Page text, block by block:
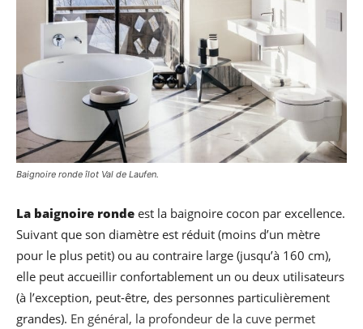
Baignoire ronde îlot Val de Laufen.
La baignoire ronde est la baignoire cocon par excellence.
Suivant que son diamètre est réduit (moins d’un mètre
pour le plus petit) ou au contraire large (jusqu’à 160 cm),
elle peut accueillir confortablement un ou deux utilisateurs
(à l’exception, peut-être, des personnes particulièrement
grandes). En général, la profondeur de la cuve permet